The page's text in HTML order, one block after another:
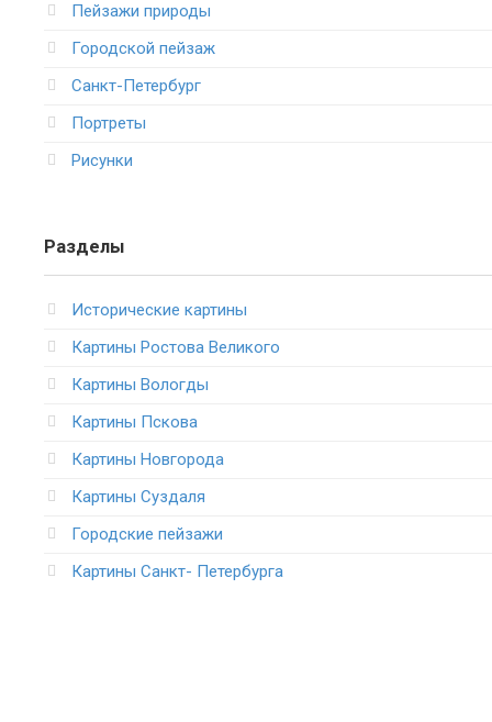
Пейзажи природы
Городской пейзаж
Санкт-Петербург
Портреты
Рисунки
Разделы
Исторические картины
Картины Ростова Великого
Картины Вологды
Картины Пскова
Картины Новгорода
Картины Суздаля
Городские пейзажи
Картины Санкт- Петербурга